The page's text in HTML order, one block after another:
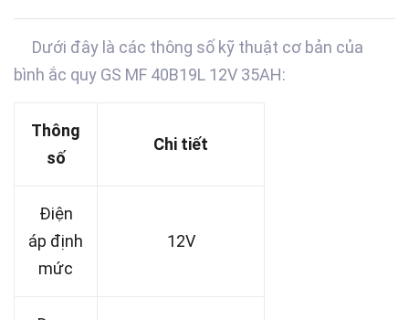
Dưới đây là các thông số kỹ thuật cơ bản của
bình ắc quy GS MF 40B19L 12V 35AH:
Thông
số
Chi tiết
Điện
áp định
mức
12V